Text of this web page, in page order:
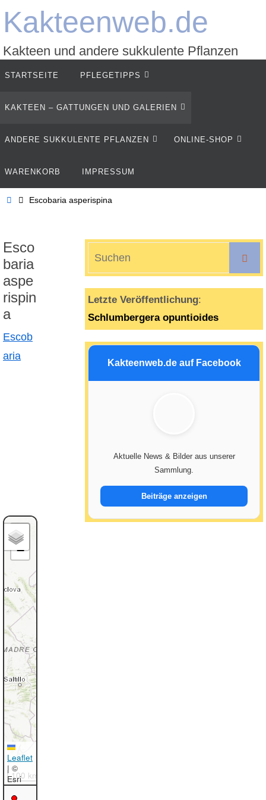
Zum
Inhalt
springen
Kakteenweb.de
Kakteen und andere sukkulente Pflanzen
Inhalt
STARTSEITE PFLEGETIPPS
KAKTEEN – GATTUNGEN UND GALERIEN
ANDERE SUKKULENTE PFLANZEN ONLINE-SHOP
WARENKORB IMPRESSUM
StartEscobaria asperispina
Esco
baria
aspe
rispin
a
Escob
aria
+
−
100 km
Leaflet
| ©
Esri
Letzte Veröffentlichung:
Schlumbergera opuntioides
Kakteenweb.de auf Facebook
Aktuelle News & Bilder aus unserer
Sammlung.
Beiträge anzeigen